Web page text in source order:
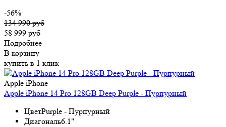
-56%
134 990 руб
58 999 руб
Подробнее
В корзину
купить в 1 клик
Apple iPhone
Apple iPhone 14 Pro 128GB Deep Purple - Пурпурный
ЦветPurple - Пурпурный
Диагональ6.1"